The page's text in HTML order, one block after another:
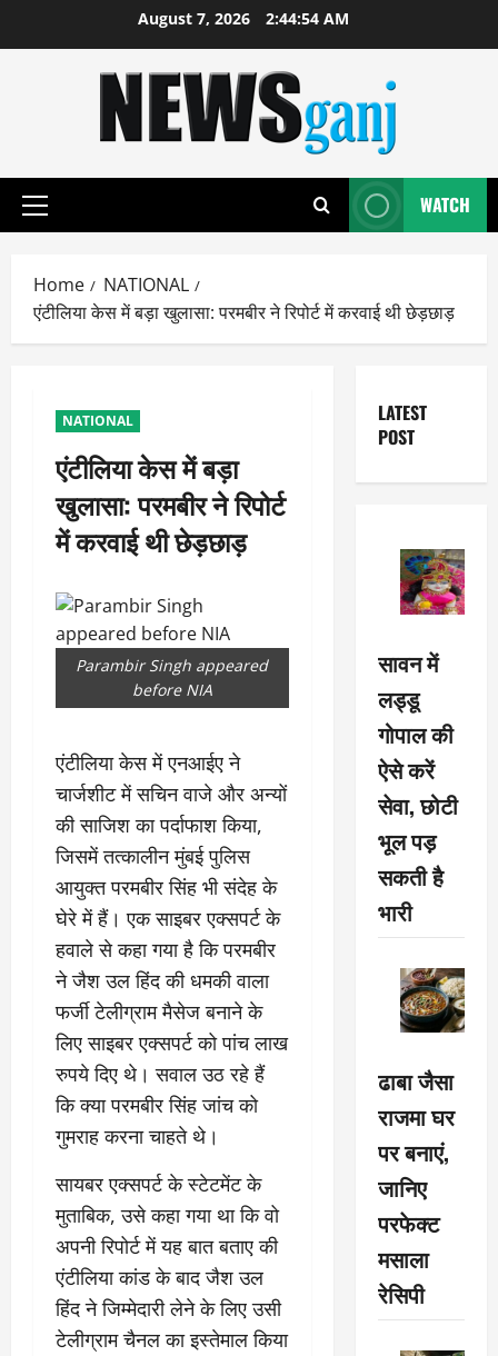
August 7, 2026 2:44:55 AM
Primary
WATCH
Home
NATIONAL
एंटीलिया केस में बड़ा खुलासा: परमबीर ने रिपोर्ट में करवाई थी छेड़छाड़
NATIONAL
एंटीलिया केस में बड़ा
खुलासा: परमबीर ने रिपोर्ट
में करवाई थी छेड़छाड़
Parambir Singh appeared
before NIA
एंटीलिया केस में एनआईए ने
चार्जशीट में सचिन वाजे और अन्यों
की साजिश का पर्दाफाश किया,
जिसमें तत्कालीन मुंबई पुलिस
आयुक्त परमबीर सिंह भी संदेह के
घेरे में हैं। एक साइबर एक्सपर्ट के
हवाले से कहा गया है कि परमबीर
ने जैश उल हिंद की धमकी वाला
फर्जी टेलीग्राम मैसेज बनाने के
लिए साइबर एक्सपर्ट को पांच लाख
रुपये दिए थे। सवाल उठ रहे हैं
कि क्या परमबीर सिंह जांच को
गुमराह करना चाहते थे।
सायबर एक्सपर्ट के स्टेटमेंट के
मुताबिक, उसे कहा गया था कि वो
अपनी रिपोर्ट में यह बात बताए की
एंटीलिया कांड के बाद जैश उल
हिंद ने जिम्मेदारी लेने के लिए उसी
टेलीग्राम चैनल का इस्तेमाल किया
LATEST
POST
सावन में
लड्डू
गोपाल की
ऐसे करें
सेवा, छोटी
भूल पड़
सकती है
भारी
ढाबा जैसा
राजमा घर
पर बनाएं,
जानिए
परफेक्ट
मसाला
रेसिपी